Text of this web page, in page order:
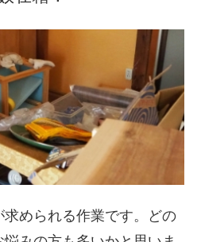
められる作業です。どの